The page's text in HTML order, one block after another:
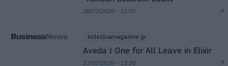
28/07/2026 - 12:07
esteticamagazine.gr
Aveda I One for All Leave in Elixir
22/07/2026 - 13:20